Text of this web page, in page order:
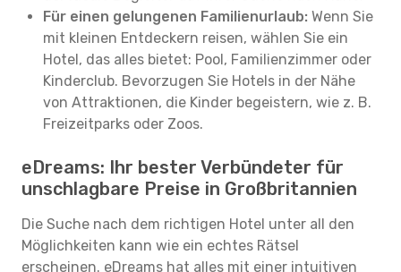
Für einen gelungenen Familienurlaub: Wenn Sie
mit kleinen Entdeckern reisen, wählen Sie ein
Hotel, das alles bietet: Pool, Familienzimmer oder
Kinderclub. Bevorzugen Sie Hotels in der Nähe
von Attraktionen, die Kinder begeistern, wie z. B.
Freizeitparks oder Zoos.
eDreams: Ihr bester Verbündeter für
unschlagbare Preise in Großbritannien
Die Suche nach dem richtigen Hotel unter all den
Möglichkeiten kann wie ein echtes Rätsel
erscheinen. eDreams hat alles mit einer intuitiven